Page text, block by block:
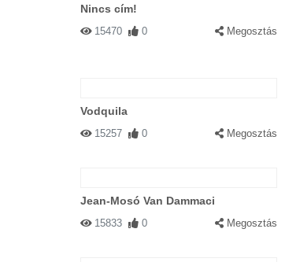
Nincs cím!
15470 0 Megosztás
Vodquila
15257 0 Megosztás
Jean-Mosó Van Dammaci
15833 0 Megosztás